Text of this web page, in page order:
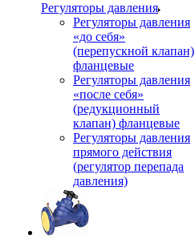
Регуляторы давления
Регуляторы давления
«до себя»
(перепускной клапан)
фланцевые
Регуляторы давления
«после себя»
(редукционный
клапан) фланцевые
Регуляторы давления
прямого действия
(регулятор перепада
давления)